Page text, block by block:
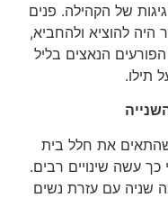
של הקהילה. פנים
להוציא ולהחביא,
הנאצים בליל
את חלל בית
עשה שינויים רבים.
עם עזרת נשים